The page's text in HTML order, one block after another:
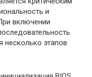
и
включении
несколько этапов